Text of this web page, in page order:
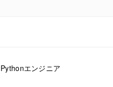
Pythonエンジニア